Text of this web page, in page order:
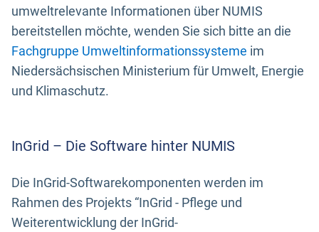
umweltrelevante Informationen über NUMIS
bereitstellen möchte, wenden Sie sich bitte an die
Fachgruppe Umweltinformationssysteme im
Niedersächsischen Ministerium für Umwelt, Energie
und Klimaschutz.
InGrid – Die Software hinter NUMIS
Die InGrid-Softwarekomponenten werden im
Rahmen des Projekts “InGrid - Pflege und
Weiterentwicklung der InGrid-